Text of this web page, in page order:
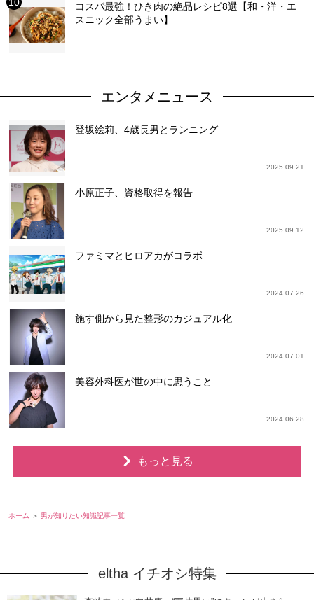
コスパ最強！ひき肉の絶品レシピ8選【和・洋・エ
スニック全部うまい】
エンタメニュース
登坂絵莉、4歳長男とランニング
2025.09.21
小原正子、資格取得を報告
2025.09.12
ファミマとヒロアカがコラボ
2024.07.26
施す側から見た整形のカジュアル化
2024.07.01
美容外科医が世の中に思うこと
2024.06.28
もっと見る
ホーム 男が知りたい知識記事一覧
eltha イチオシ特集